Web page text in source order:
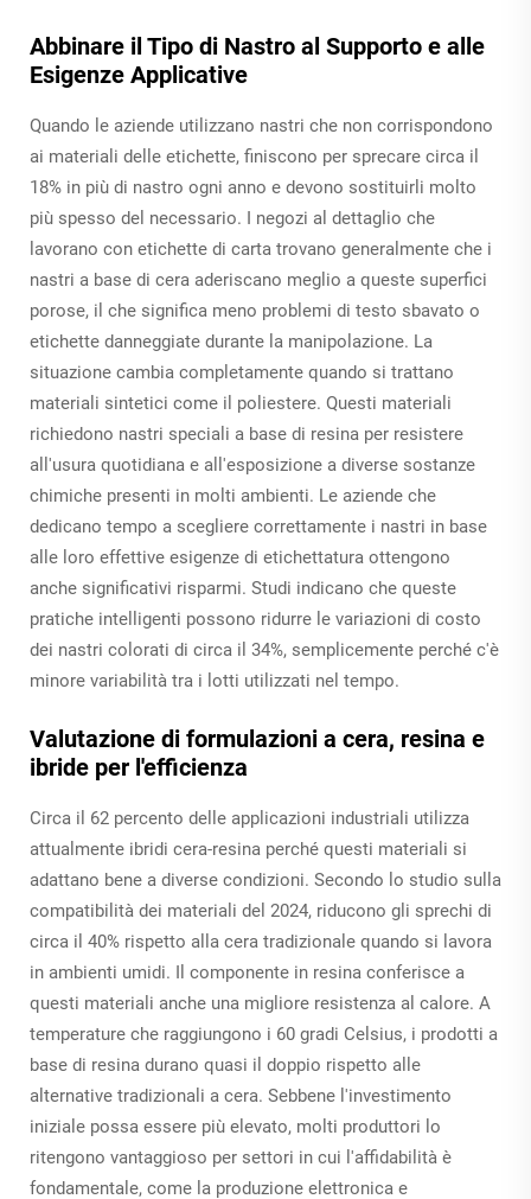
Abbinare il Tipo di Nastro al Supporto e alle
Esigenze Applicative
Quando le aziende utilizzano nastri che non corrispondono
ai materiali delle etichette, finiscono per sprecare circa il
18% in più di nastro ogni anno e devono sostituirli molto
più spesso del necessario. I negozi al dettaglio che
lavorano con etichette di carta trovano generalmente che i
nastri a base di cera aderiscano meglio a queste superfici
porose, il che significa meno problemi di testo sbavato o
etichette danneggiate durante la manipolazione. La
situazione cambia completamente quando si trattano
materiali sintetici come il poliestere. Questi materiali
richiedono nastri speciali a base di resina per resistere
all'usura quotidiana e all'esposizione a diverse sostanze
chimiche presenti in molti ambienti. Le aziende che
dedicano tempo a scegliere correttamente i nastri in base
alle loro effettive esigenze di etichettatura ottengono
anche significativi risparmi. Studi indicano che queste
pratiche intelligenti possono ridurre le variazioni di costo
dei nastri colorati di circa il 34%, semplicemente perché c'è
minore variabilità tra i lotti utilizzati nel tempo.
Valutazione di formulazioni a cera, resina e
ibride per l'efficienza
Circa il 62 percento delle applicazioni industriali utilizza
attualmente ibridi cera-resina perché questi materiali si
adattano bene a diverse condizioni. Secondo lo studio sulla
compatibilità dei materiali del 2024, riducono gli sprechi di
circa il 40% rispetto alla cera tradizionale quando si lavora
in ambienti umidi. Il componente in resina conferisce a
questi materiali anche una migliore resistenza al calore. A
temperature che raggiungono i 60 gradi Celsius, i prodotti a
base di resina durano quasi il doppio rispetto alle
alternative tradizionali a cera. Sebbene l'investimento
iniziale possa essere più elevato, molti produttori lo
ritengono vantaggioso per settori in cui l'affidabilità è
fondamentale, come la produzione elettronica e